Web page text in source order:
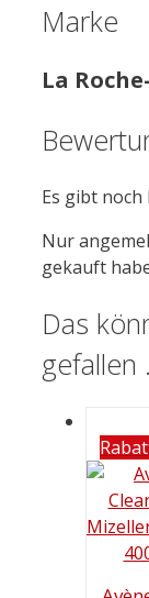
Marke
La
Es gibt
Nur
gekauft
Das
gefallen